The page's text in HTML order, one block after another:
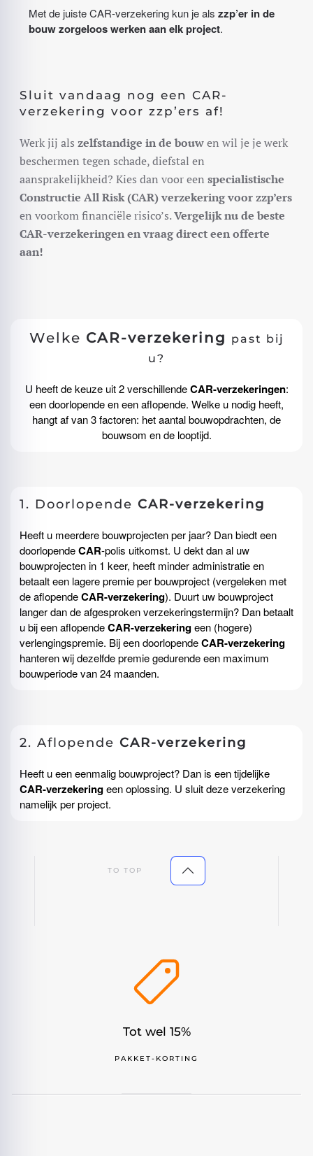
Met de juiste CAR-verzekering kun je als zzp’er in de
bouw zorgeloos werken aan elk project.
Sluit vandaag nog een CAR-
verzekering voor zzp’ers af!
Werk jij als zelfstandige in de bouwen wil je je werk
beschermen tegen schade, diefstal en
aansprakelijkheid? Kies dan voor een specialistische
Constructie All Risk (CAR) verzekering voor zzp’ers
en voorkom financiële risico’s.Vergelijk nu de beste
CAR-verzekeringen en vraag direct een offerte
aan!
Welke CAR-verzekering past bij
u?
U heeft de keuze uit 2 verschillendeCAR-verzekeringen:
een doorlopende en een aflopende. Welke u nodig heeft,
hangt af van 3 factoren: het aantal bouwopdrachten, de
bouwsom en de looptijd.
1. Doorlopende CAR-verzekering
Heeft u meerdere bouwprojecten per jaar? Dan biedt een
doorlopendeCAR-polis uit­komst. U dekt dan al uw
bouwprojecten in 1 keer, heeft minder administratie en
betaalt een lagere premie per bouwproject (vergeleken met
de aflopendeCAR-verzekering). Duurt uw bouwproject
langer dan de afgesproken verzekeringstermijn? Dan betaalt
u bij een aflopendeCAR-verzekeringeen (hogere)
verlengingspremie. Bij een doorlopendeCAR-verzekering
hanteren wij dezelfde premie gedurende een maximum
bouwperiode van 24 maanden.
2. Aflopende CAR-verzekering
Heeft u een eenmalig bouwproject? Dan is een tijdelijke
CAR-verzekeringeen oplossing. U sluit deze verzekering
namelijk per project.
TO TOP
Tot wel 15%
PAKKET-KORTING